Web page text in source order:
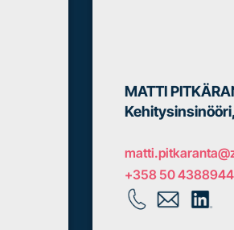
MATTI
+358 50 4388944